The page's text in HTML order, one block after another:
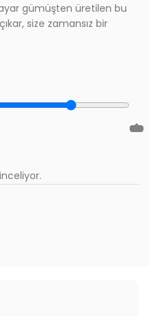
gümüşten üretilen bu
size zamansız bir